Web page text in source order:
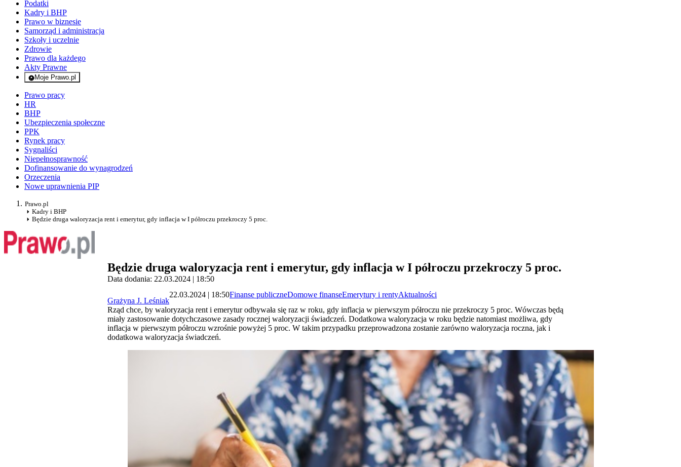
Podatki
Kadry i BHP
Prawo w biznesie
Samorząd i administracja
Szkoły i uczelnie
Zdrowie
Prawo dla każdego
Akty Prawne
Moje Prawo.pl
- rejestracja i logowanie do serwisu
Prawo pracy
HR
BHP
Ubezpieczenia społeczne
PPK
Rynek pracy
Sygnaliści
Niepełnosprawność
Dofinansowanie do wynagrodzeń
Orzeczenia
Nowe uprawnienia PIP
Prawo.pl
Kadry i BHP
Będzie druga waloryzacja rent i emerytur, gdy inflacja w I półroczu przekroczy 5 proc.
Będzie druga waloryzacja rent i emerytur, gdy inflacja w I półroczu przekroczy 5 proc.
Data dodania: 22.03.2024 | 18:50
Grażyna J. Leśniak
22.03.2024 | 18:50Finanse publiczneDomowe finanseEmerytury i rentyAktualności
Rząd chce, by waloryzacja rent i emerytur odbywała się raz w roku, gdy inflacja w pierwszym półroczu nie przekroczy 5 proc. Wówczas będą
miały zastosowanie dotychczasowe zasady rocznej waloryzacji świadczeń. Dodatkowa waloryzacja w roku będzie natomiast możliwa, gdy
inflacja w pierwszym półroczu wzrośnie powyżej 5 proc. W takim przypadku przeprowadzona zostanie zarówno waloryzacja roczna, jak i
dodatkowa waloryzacja świadczeń.